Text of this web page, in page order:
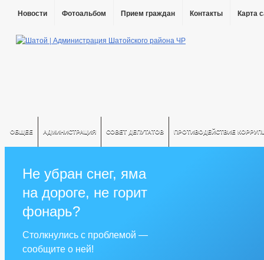
Новости Фотоальбом Прием граждан Контакты Карта
ОБЩЕЕ АДМИНИСТРАЦИЯ СОВЕТ ДЕПУТАТОВ ПРОТИВОДЕЙСТВИЕ
Не убран снег, яма
на дороге, не горит
фонарь?
Столкнулись с проблемой —
сообщите о ней!